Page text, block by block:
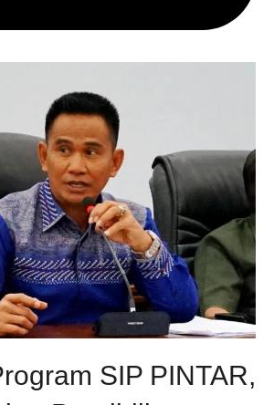
SIP PINTAR,